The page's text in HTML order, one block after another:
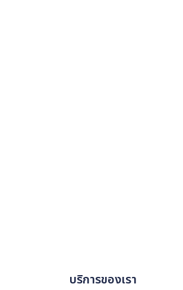
บริการของเรา